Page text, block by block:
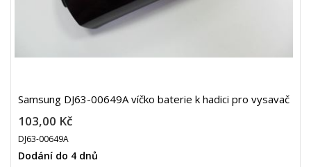
Samsung DJ63-00649A víčko baterie k hadici pro vysavač
103,00 Kč
DJ63-00649A
Dodání do 4 dnů